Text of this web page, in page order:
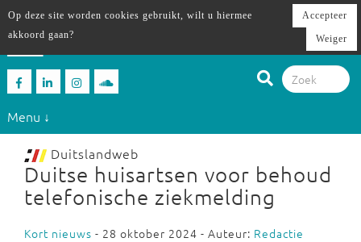
Menu ↓
Duitslandweb
Duitse huisartsen voor behoud
telefonische ziekmelding
Kort nieuws - 28 oktober 2024 - Auteur: Redactie
Op deze site worden cookies gebruikt, wilt u hiermee
akkoord gaan?
Accepteer
Weiger